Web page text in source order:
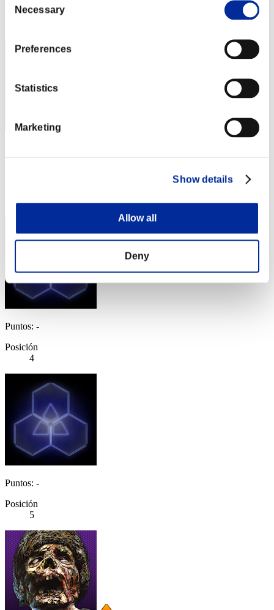
Selection
Necessary
Preferences
Statistics
Marketing
Show details
Allow all
Deny
Posición
3
Puntos: -
Posición
4
Puntos: -
Posición
5